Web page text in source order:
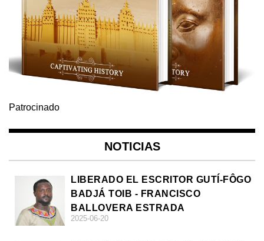
Patrocinado
NOTICIAS
LIBERADO EL ESCRITOR GUTÍ-FÔGO
BADJÁ TOIB - FRANCISCO
BALLOVERA ESTRADA
2025-06-20